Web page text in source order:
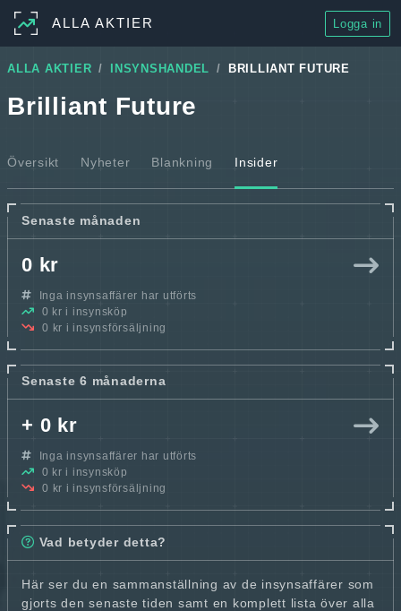
ALLA AKTIER Logga in
ALLA AKTIER INSYNSHANDEL BRILLIANT FUTURE
Brilliant Future
Översikt Nyheter Blankning Insider
Senaste månaden
0 kr
Inga insynsaffärer har utförts
0 kr i insynsköp
0 kr i insynsförsäljning
Senaste 6 månaderna
+ 0 kr
Inga insynsaffärer har utförts
0 kr i insynsköp
0 kr i insynsförsäljning
Vad betyder detta?
Här ser du en sammanställning av de insynsaffärer som
gjorts den senaste tiden samt en komplett lista över alla